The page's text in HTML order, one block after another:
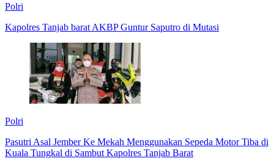
Polri
Kapolres Tanjab barat AKBP Guntur Saputro di Mutasi
Polri
Pasutri Asal Jember Ke Mekah Menggunakan Sepeda Motor Tiba di
Kuala Tungkal di Sambut Kapolres Tanjab Barat